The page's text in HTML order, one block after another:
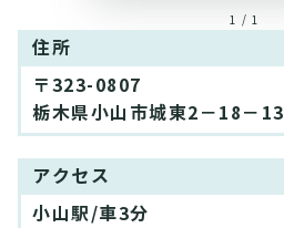
1 / 1
住所
〒323-0807
栃木県小山市城東2－18－13
アクセス
小山駅/車3分